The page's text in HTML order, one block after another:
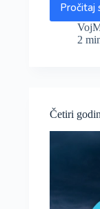
Pročitaj
i
2
Četiri